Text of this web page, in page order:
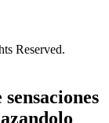
Reserved.